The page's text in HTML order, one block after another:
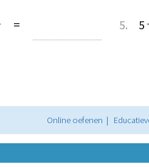
= 5. 5
Online oefenen |